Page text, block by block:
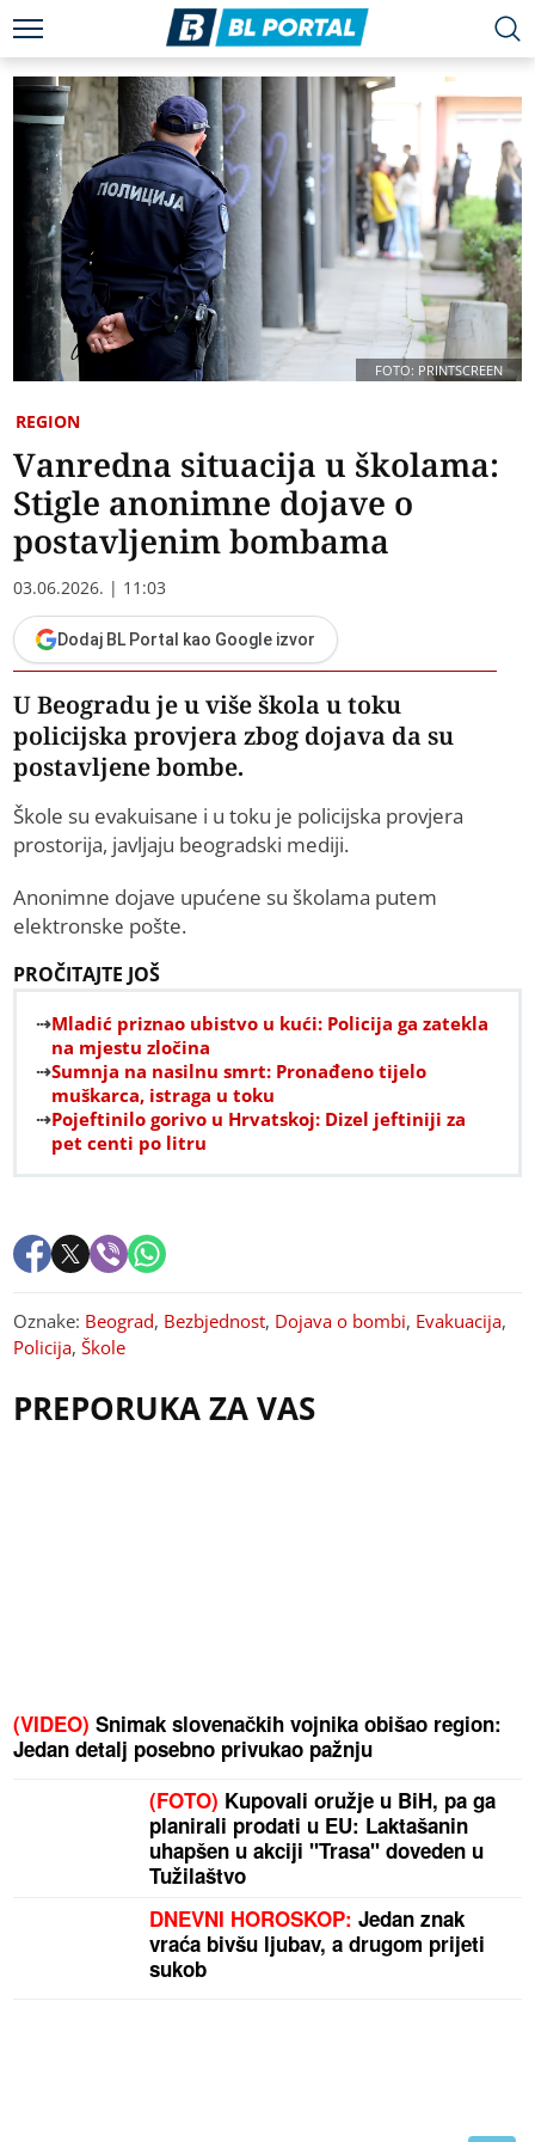
FOTO: PRINTSCREEN
REGION
Vanredna situacija u školama:
Stigle anonimne dojave o
postavljenim bombama
03.06.2026. | 11:03
Dodaj BL Portal kao Google izvor
U Beogradu je u više škola u toku
policijska provjera zbog dojava da su
postavljene bombe.
Škole su evakuisane i u toku je policijska provjera
prostorija, javljaju beogradski mediji.
Anonimne dojave upućene su školama putem
elektronske pošte.
PROČITAJTE JOŠ
Mladić priznao ubistvo u kući: Policija ga zatekla
na mjestu zločina
Sumnja na nasilnu smrt: Pronađeno tijelo
muškarca, istraga u toku
Pojeftinilo gorivo u Hrvatskoj: Dizel jeftiniji za
pet centi po litru
Oznake: Beograd, Bezbjednost, Dojava o bombi, Evakuacija,
Policija,Škole
PREPORUKA ZA VAS
(VIDEO) Snimak slovenačkih vojnika obišao region:
Jedan detalj posebno privukao pažnju
(FOTO) Kupovali oružje u BiH, pa ga
planirali prodati u EU: Laktašanin
uhapšen u akciji "Trasa" doveden u
Tužilaštvo
DNEVNI HOROSKOP: Jedan znak
vraća bivšu ljubav, a drugom prijeti
sukob